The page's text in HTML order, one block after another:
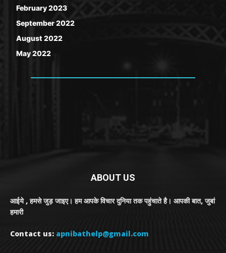
February 2023
September 2022
August 2022
May 2022
ABOUT US
आईये , हमसे जुड़ जाइए। हम आपके विचार दुनिया तक पहुंचाते है। आपकी बात, जुबां
हमारी
Contact us: apnibathelp@gmail.com